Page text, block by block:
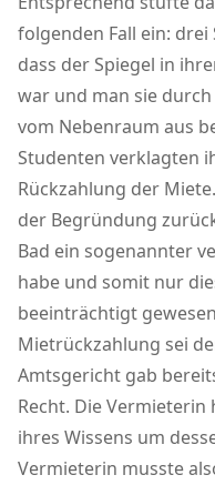
folgenden Fall ein:
dass der Spiegel in
war und man sie
vom Nebenraum aus
Studenten verklagten
Rückzahlung der
der Begründung
Bad ein sogenannter
habe und somit nur
beeinträchtigt
Mietrückzahlung sei
Amtsgericht gab
Recht. Die
ihres Wissens um
Vermieterin musste